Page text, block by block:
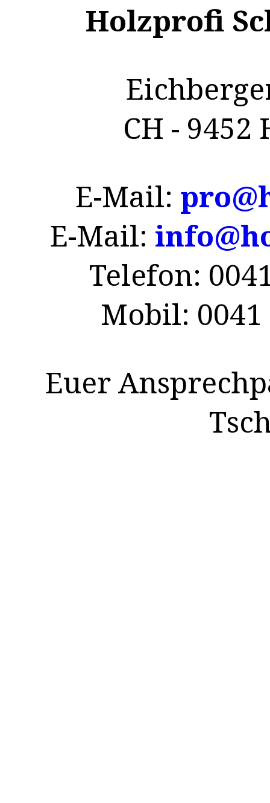
Holzprofi
CH -
E-Mail:
E-Mail:
Telefon:
Mobil:
Euer